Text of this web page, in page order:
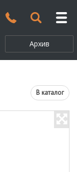
Архив
В каталог